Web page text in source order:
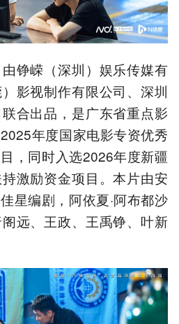
由铮嵘（深圳）娱乐传媒有
影视制作有限公司、深圳
合出品，是广东省重点影
年度国家电影专资优秀
，同时入选2026年度新疆
激励资金项目。本片由安
星编剧，阿依夏·阿布都沙
远、王政、王禹铮、叶新